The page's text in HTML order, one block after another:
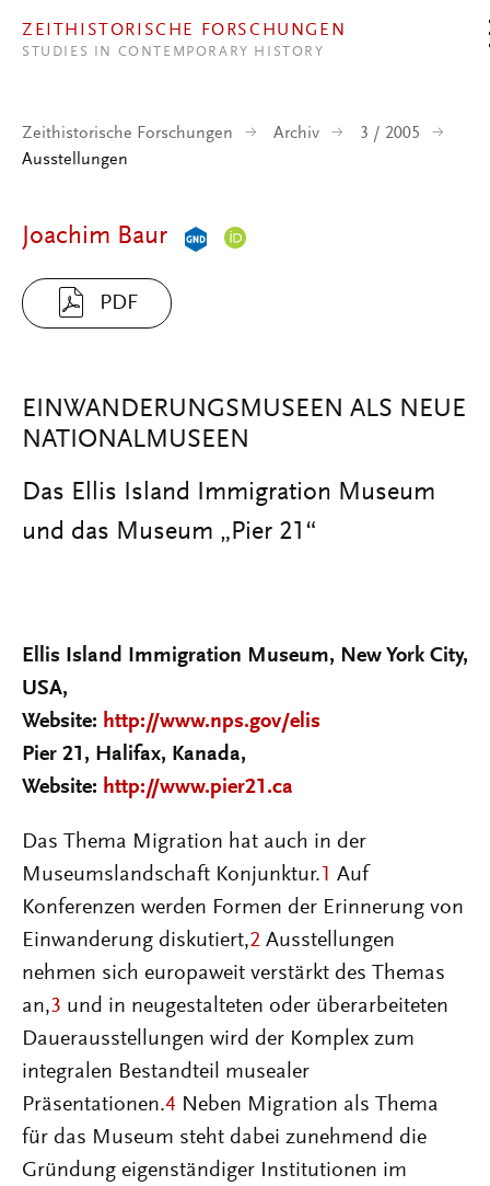
ZEITHISTORISCHE FORSCHUNGEN
STUDIES IN CONTEMPORARY HISTORY
Zeithistorische Forschungen Archiv
3 / 2005
Ausstellungen
Joachim Baur
PDF
EINWANDERUNGSMUSEEN ALS NEUE
NATIONALMUSEEN
Das Ellis Island Immigration Museum
und das Museum „Pier 21“
Ellis Island Immigration Museum, New York City,
USA,
Website: http://www.nps.gov/elis
Pier 21, Halifax, Kanada,
Website: http://www.pier21.ca
Das Thema Migration hat auch in der
Museumslandschaft Konjunktur. 1 Auf
Konferenzen werden Formen der Erinnerung von
Einwanderung diskutiert,2 Ausstellungen
nehmen sich europaweit verstärkt des Themas
an,3 und in neugestalteten oder überarbeiteten
Dauerausstellungen wird der Komplex zum
integralen Bestandteil musealer
Präsentationen.4 Neben Migration als Thema
für das Museum steht dabei zunehmend die
Gründung eigenständiger Institutionen im